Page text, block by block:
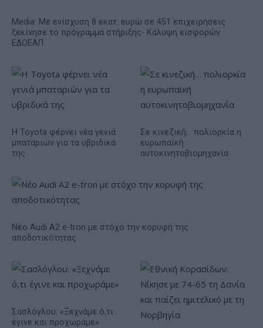
Media: Με ενίσχυση 8 εκατ. ευρώ σε 451 επιχειρήσεις
ξεκίνησε το πρόγραμμα στήριξης- Κάλυψη εισφορών
ΕΔΟΕΑΠ
Η Toyota φέρνει νέα γενιά
μπαταριών για τα υβριδικά
της
Σε κινεζική… πολιορκία η
ευρωπαϊκή
αυτοκινητοβιομηχανία
Νέο Audi A2 e-tron με στόχο την κορυφή της
αποδοτικότητας
Σασλόγλου: «Ξεχνάμε ό,τι
έγινε και προχωράμε»